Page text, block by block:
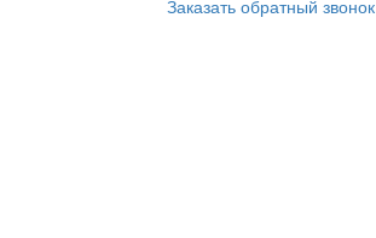
Заказать обратный звонок